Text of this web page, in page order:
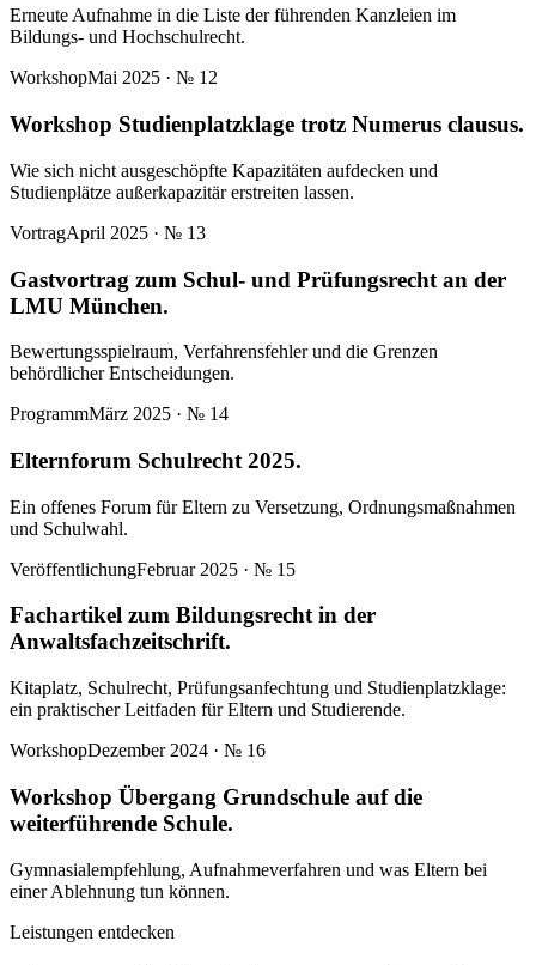
Erneute Aufnahme in die Liste der führenden Kanzleien im
Bildungs- und Hochschulrecht.
WorkshopMai 2025 · № 12
Workshop Studienplatzklage trotz Numerus clausus.
Wie sich nicht ausgeschöpfte Kapazitäten aufdecken und
Studienplätze außerkapazitär erstreiten lassen.
VortragApril 2025 · № 13
Gastvortrag zum Schul- und Prüfungsrecht an der
LMU München.
Bewertungsspielraum, Verfahrensfehler und die Grenzen
behördlicher Entscheidungen.
ProgrammMärz 2025 · № 14
Elternforum Schulrecht 2025.
Ein offenes Forum für Eltern zu Versetzung, Ordnungsmaßnahmen
und Schulwahl.
VeröffentlichungFebruar 2025 · № 15
Fachartikel zum Bildungsrecht in der
Anwaltsfachzeitschrift.
Kitaplatz, Schulrecht, Prüfungsanfechtung und Studienplatzklage:
ein praktischer Leitfaden für Eltern und Studierende.
WorkshopDezember 2024 · № 16
Workshop Übergang Grundschule auf die
weiterführende Schule.
Gymnasialempfehlung, Aufnahmeverfahren und was Eltern bei
einer Ablehnung tun können.
Leistungen entdecken